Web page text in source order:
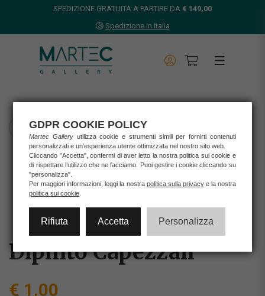
SPEDIZIONE GRATUITA A PARTIRE DA € 149,00
Spedizione in Italia
TORNA INDIETRO
Home
Opere d'arte
Stampe
DIPINTO CAPEZZALI
Dipinto Capezzali
€ 1,00
GDPR COOKIE POLICY
Martec Gallery utilizza cookie e strumenti simili per fornirti contenuti
personalizzati e un’esperienza utente ottimizzata nel nostro sito web.
Cliccando "Accetta", confermi di aver letto la nostra politica sui cookie e
di rispettare l’utilizzo che ne facciamo. Puoi gestire i cookie cliccando su
"personalizza".
Per maggiori informazioni, leggi la nostra politica sulla privacye la nostra
politica sui cookie
Rifiuta Accetta Personalizza